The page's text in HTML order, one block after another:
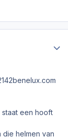
staat een hooft
die helmen van